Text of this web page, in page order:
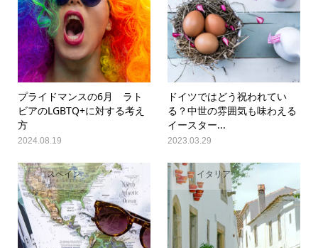
プライドマンスの6月 ラト
ビアのLGBTQ+に対する考え
方
2024.08.19
ドイツではどう祝われてい
る？中世の雰囲気も味わえる
イースター...
2023.03.29
スペイン イタリア